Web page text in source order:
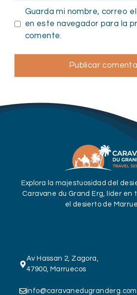
Guarda mi nombre, correo
en este navegador para la
comente.
Explora la majestuosidad del
Caravane du Grand Erg, líder en
el desierto de
Av Hassan 2, Zagora,
47900, Marruecos
info@caravanedugranderg.com